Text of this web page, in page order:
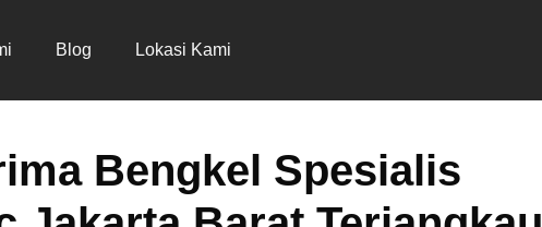
Blog Lokasi Kami
Bengkel Spesialis